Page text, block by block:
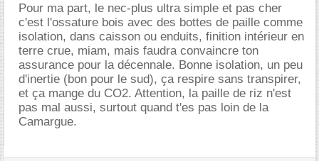
Pour ma part, le nec-plus ultra simple et pas cher
c'est l'ossature bois avec des bottes de paille comme
isolation, dans caisson ou enduits, finition intérieur en
terre crue, miam, mais faudra convaincre ton
assurance pour la décennale. Bonne isolation, un peu
d'inertie (bon pour le sud), ça respire sans transpirer,
et ça mange du CO2. Attention, la paille de riz n'est
pas mal aussi, surtout quand t'es pas loin de la
Camargue.